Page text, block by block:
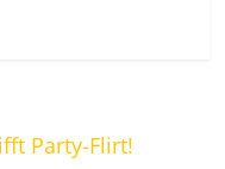
Party-Flirt!